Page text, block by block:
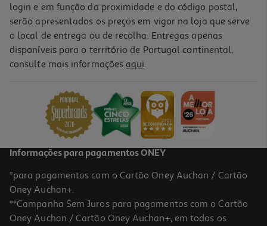
login e em função da proximidade e do código postal,
serão apresentados os preços em vigor na loja que serve
o local de entrega ou de recolha. Entregas apenas
disponíveis para o território de Portugal continental,
consulte mais informações aqui.
Informações para pagamentos ONEY
*para pagamentos com o Cartão Oney Auchan / Cartão
Oney Auchan+.
**Campanha Sem Juros para pagamentos com o Cartão
Oney Auchan / Cartão Oney Auchan+, em todos os